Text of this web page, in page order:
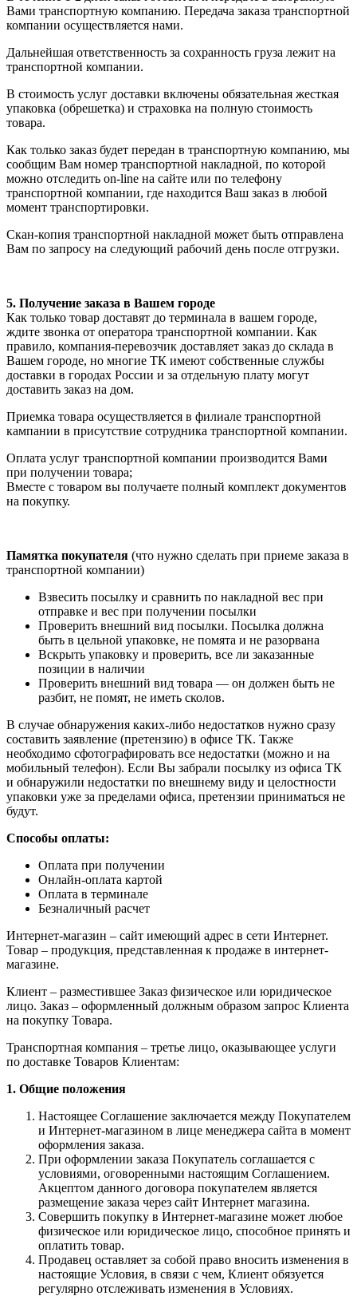
Вами транспортную компанию. Передача заказа транспортной
компании осуществляется нами.
Дальнейшая ответственность за сохранность груза лежит на
транспортной компании.
В стоимость услуг доставки включены обязательная жесткая
упаковка (обрешетка) и страховка на полную стоимость
товара.
Как только заказ будет передан в транспортную компанию, мы
сообщим Вам номер транспортной накладной, по которой
можно отследить on-line на сайте или по телефону
транспортной компании, где находится Ваш заказ в любой
момент транспортировки.
Скан-копия транспортной накладной может быть отправлена
Вам по запросу на следующий рабочий день после отгрузки.
5. Получение заказа в Вашем городе
Как только товар доставят до терминала в вашем городе,
ждите звонка от оператора транспортной компании. Как
правило, компания-перевозчик доставляет заказ до склада в
Вашем городе, но многие ТК имеют собственные службы
доставки в городах России и за отдельную плату могут
доставить заказ на дом.
Приемка товара осуществляется в филиале транспортной
кампании в присутствие сотрудника транспортной компании.
Оплата услуг транспортной компании производится Вами
при получении товара;
Вместе с товаром вы получаете полный комплект документов
на покупку.
Памятка покупателя (что нужно сделать при приеме заказа в
транспортной компании)
Взвесить посылку и сравнить по накладной вес при
отправке и вес при получении посылки
Проверить внешний вид посылки. Посылка должна
быть в цельной упаковке, не помята и не разорвана
Вскрыть упаковку и проверить, все ли заказанные
позиции в наличии
Проверить внешний вид товара — он должен быть не
разбит, не помят, не иметь сколов.
В случае обнаружения каких-либо недостатков нужно сразу
составить заявление (претензию) в офисе ТК. Также
необходимо сфотографировать все недостатки (можно и на
мобильный телефон). Если Вы забрали посылку из офиса ТК
и обнаружили недостатки по внешнему виду и целостности
упаковки уже за пределами офиса, претензии приниматься не
будут.
Способы оплаты:
Оплата при получении
Онлайн-оплата картой
Оплата в терминале
Безналичный расчет
Интернет-магазин – сайт имеющий адрес в сети Интернет.
Товар – продукция, представленная к продаже в интернет-
магазине.
Клиент – разместившее Заказ физическое или юридическое
лицо. Заказ – оформленный должным образом запрос Клиента
на покупку Товара.
Транспортная компания – третье лицо, оказывающее услуги
по доставке Товаров Клиентам:
1. Общие положения
Настоящее Соглашение заключается между Покупателем
и Интернет-магазином в лице менеджера сайта в момент
оформления заказа.
При оформлении заказа Покупатель соглашается с
условиями, оговоренными настоящим Соглашением.
Акцептом данного договора покупателем является
размещение заказа через сайт Интернет магазина.
Совершить покупку в Интернет-магазине может любое
физическое или юридическое лицо, способное принять и
оплатить товар.
Продавец оставляет за собой право вносить изменения в
настоящие Условия, в связи с чем, Клиент обязуется
регулярно отслеживать изменения в Условиях.